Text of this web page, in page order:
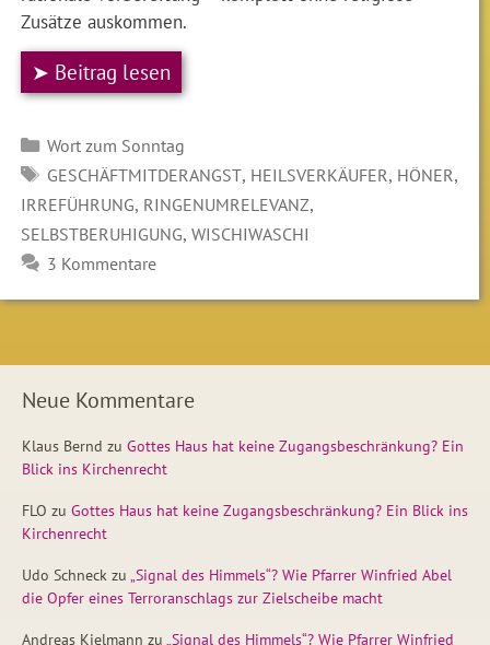
Zusätze auskommen.
➤ Beitrag lesen
Kategorien
Wort zum Sonntag
SCHLAGWÖRTER
GESCHÄFTMITDERANGST, HEILSVERKÄUFER, HÖNER,
IRREFÜHRUNG, RINGENUMRELEVANZ,
SELBSTBERUHIGUNG,WISCHIWASCHI
3 Kommentare
Neue Kommentare
Klaus Bernd zu Gottes Haus hat keine Zugangsbeschränkung? Ein
Blick ins Kirchenrecht
FLO zu Gottes Haus hat keine Zugangsbeschränkung? Ein Blick ins
Kirchenrecht
Udo Schneck zu „Signal des Himmels“? Wie Pfarrer Winfried Abel
die Opfer eines Terroranschlags zur Zielscheibe macht
Andreas Kielmann zu „Signal des Himmels“? Wie Pfarrer Winfried